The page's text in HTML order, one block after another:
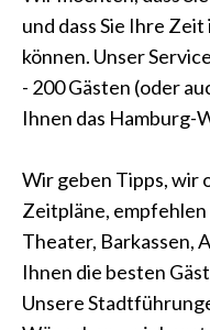
und dass Sie Ihre
können. Unser
- 200 Gästen (oder
Ihnen das Hamburg-
Wir geben Tipps, wir
Zeitpläne,
Theater, Barkassen,
Ihnen die besten
Unsere